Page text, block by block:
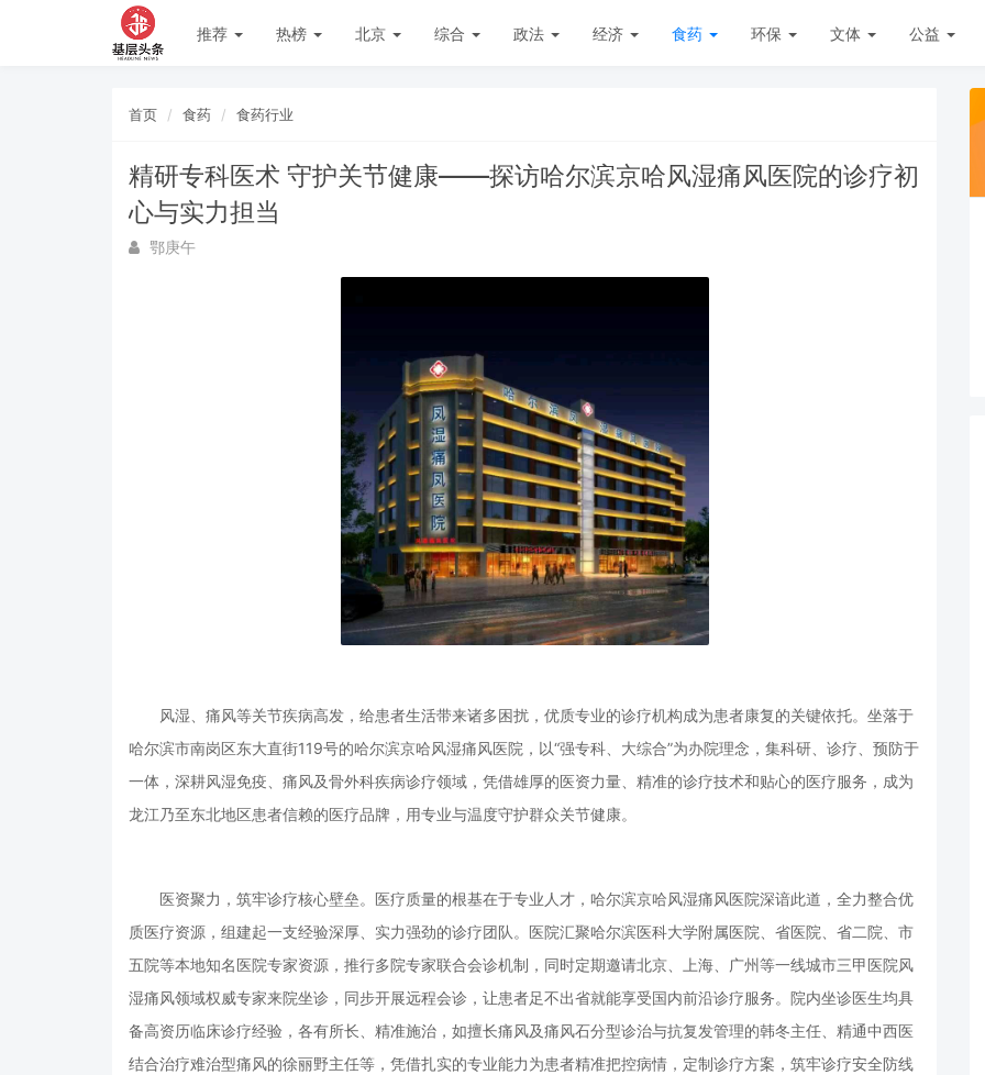
推荐 热榜 北京 综合 政法 经济 食药 环保 文体 公益
首页 食药 食药行业
精研专科医术 守护关节健康——探访哈尔滨京哈风湿痛风医院的诊疗初
心与实力担当
鄂庚午
风湿、痛风等关节疾病高发，给患者生活带来诸多困扰，优质专业的诊疗机构成为患者康复的关键依托。坐落于
哈尔滨市南岗区东大直街119号的哈尔滨京哈风湿痛风医院，以“强专科、大综合”为办院理念，集科研、诊疗、预防于
一体，深耕风湿免疫、痛风及骨外科疾病诊疗领域，凭借雄厚的医资力量、精准的诊疗技术和贴心的医疗服务，成为
龙江乃至东北地区患者信赖的医疗品牌，用专业与温度守护群众关节健康。
医资聚力，筑牢诊疗核心壁垒。医疗质量的根基在于专业人才，哈尔滨京哈风湿痛风医院深谙此道，全力整合优
质医疗资源，组建起一支经验深厚、实力强劲的诊疗团队。医院汇聚哈尔滨医科大学附属医院、省医院、省二院、市
五院等本地知名医院专家资源，推行多院专家联合会诊机制，同时定期邀请北京、上海、广州等一线城市三甲医院风
湿痛风领域权威专家来院坐诊，同步开展远程会诊，让患者足不出省就能享受国内前沿诊疗服务。院内坐诊医生均具
备高资历临床诊疗经验，各有所长、精准施治，如擅长痛风及痛风石分型诊治与抗复发管理的韩冬主任、精通中西医
结合治疗难治型痛风的徐丽野主任等，凭借扎实的专业能力为患者精准把控病情，定制诊疗方案，筑牢诊疗安全防线